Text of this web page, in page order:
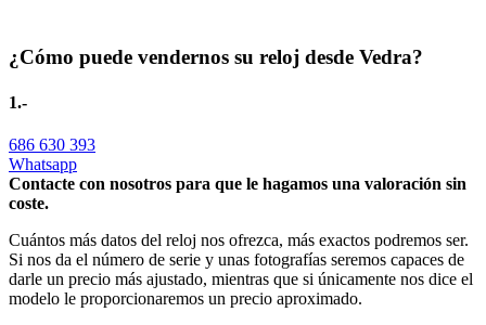
¿Cómo puede vendernos su reloj desde Vedra?
1.-
686 630 393
Whatsapp
Contacte con nosotros para que le hagamos una valoración sin
coste.
Cuántos más datos del reloj nos ofrezca, más exactos podremos ser.
Si nos da el número de serie y unas fotografías seremos capaces de
darle un precio más ajustado, mientras que si únicamente nos dice el
modelo le proporcionaremos un precio aproximado.